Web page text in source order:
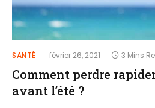
SANTÉ février 26, 2021 3 Mins
Comment perdre
avant l’été ?